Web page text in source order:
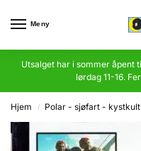
Meny
Utsalget har i sommer åpent
lørdag 11-16.
Hjem / Polar - sjøfart -